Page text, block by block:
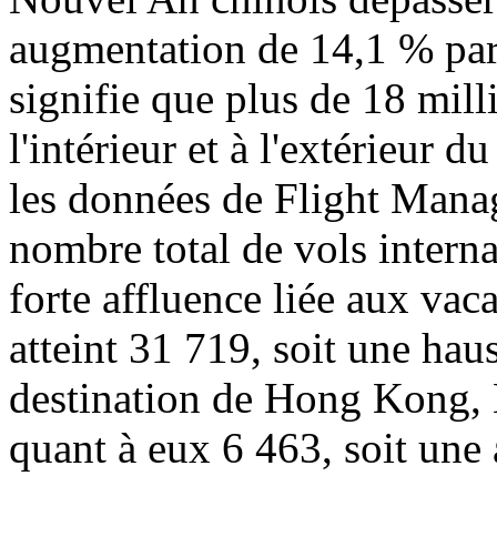
augmentation de 14,1 %
signifie que plus de 18
l'intérieur et à l'extérieur
les données de Flight
nombre total de vols
forte affluence liée aux
atteint 31 719, soit une
destination de Hong
quant à eux 6 463, soit